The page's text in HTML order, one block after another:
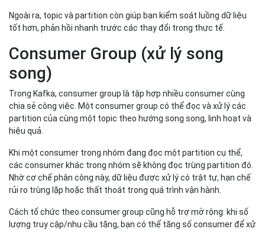
Ngoài ra, topic và partition còn giúp bạn kiểm soát luồng dữ liệu
tốt hơn, phản hồi nhanh trước các thay đổi trong thực tế.
Consumer Group (xử lý song
song)
Trong Kafka, consumer group là tập hợp nhiều consumer cùng
chia sẻ công việc. Một consumer group có thể đọc và xử lý các
partition của cùng một topic theo hướng song song, linh hoạt và
hiệu quả.
Khi một consumer trong nhóm đang đọc một partition cụ thể,
các consumer khác trong nhóm sẽ không đọc trùng partition đó.
Nhờ cơ chế phân công này, dữ liệu được xử lý có trật tự, hạn chế
rủi ro trùng lặp hoặc thất thoát trong quá trình vận hành.
Cách tổ chức theo consumer group cũng hỗ trợ mở rộng: khi số
lượng truy cập/nhu cầu tăng, bạn có thể tăng số consumer để xử